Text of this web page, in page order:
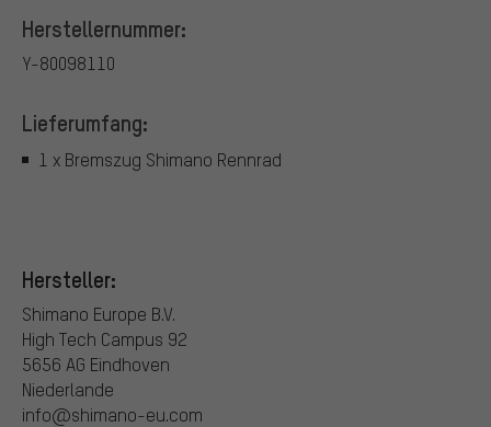
Herstellernummer:
Y-80098110
Lieferumfang:
1 x Bremszug Shimano Rennrad
Hersteller:
Shimano Europe B.V.
High Tech Campus 92
5656 AG Eindhoven
Niederlande
info@shimano-eu.com